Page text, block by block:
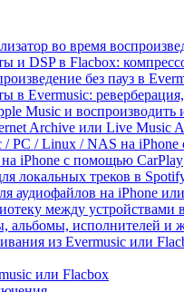
во время
и DSP в Flacbox:
без пауз в
в Evermusic:
Music и воспроизводить
Archive или Live Music
/ PC / Linux / NAS на
iPhone с помощью CarPlay
локальных треков в
аудиофайлов на iPhone
между устройствами
альбомы, исполнителей и
из Evermusic или
или Flacbox